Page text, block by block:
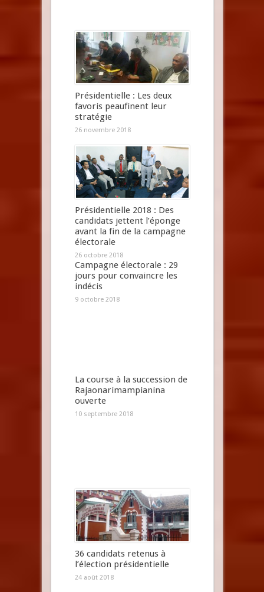
Présidentielle : Les deux
favoris peaufinent leur
stratégie
26 novembre 2018
Présidentielle 2018 : Des
candidats jettent l’éponge
avant la fin de la campagne
électorale
26 octobre 2018
Campagne électorale : 29
jours pour convaincre les
indécis
9 octobre 2018
La course à la succession de
Rajaonarimampianina
ouverte
10 septembre 2018
36 candidats retenus à
l’élection présidentielle
24 août 2018